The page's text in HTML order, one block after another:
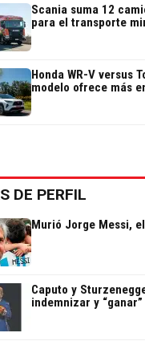
Scania suma 12
para el transporte
Honda WR-V versus
modelo ofrece más
DE PERFIL
Murió Jorge Messi,
Caputo y
indemnizar y